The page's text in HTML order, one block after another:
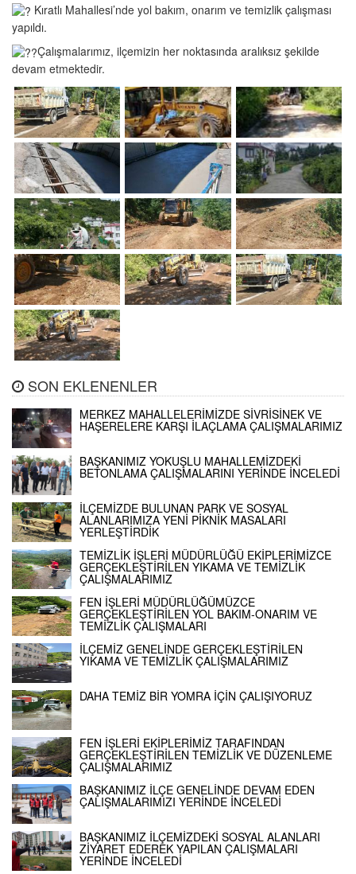
Kıratlı Mahallesi’nde yol bakım, onarım ve temizlik çalışması
yapıldı.
Çalışmalarımız, ilçemizin her noktasında aralıksız şekilde
devam etmektedir.
SON EKLENENLER
MERKEZ MAHALLELERİMİZDE SİVRİSİNEK VE
HAŞERELERE KARŞI İLAÇLAMA ÇALIŞMALARIMIZ
BAŞKANIMIZ YOKUŞLU MAHALLEMİZDEKİ
BETONLAMA ÇALIŞMALARINI YERİNDE İNCELEDİ
İLÇEMİZDE BULUNAN PARK VE SOSYAL
ALANLARIMIZA YENİ PİKNİK MASALARI
YERLEŞTİRDİK
TEMİZLİK İŞLERİ MÜDÜRLÜĞÜ EKİPLERİMİZCE
GERÇEKLEŞTİRİLEN YIKAMA VE TEMİZLİK
ÇALIŞMALARIMIZ
FEN İŞLERİ MÜDÜRLÜĞÜMÜZCE
GERÇEKLEŞTİRİLEN YOL BAKIM-ONARIM VE
TEMİZLİK ÇALIŞMALARI
İLÇEMİZ GENELİNDE GERÇEKLEŞTİRİLEN
YIKAMA VE TEMİZLİK ÇALIŞMALARIMIZ
DAHA TEMİZ BİR YOMRA İÇİN ÇALIŞIYORUZ
FEN İŞLERİ EKİPLERİMİZ TARAFINDAN
GERÇEKLEŞTİRİLEN TEMİZLİK VE DÜZENLEME
ÇALIŞMALARIMIZ
BAŞKANIMIZ İLÇE GENELİNDE DEVAM EDEN
ÇALIŞMALARIMIZI YERİNDE İNCELEDİ
BAŞKANIMIZ İLÇEMİZDEKİ SOSYAL ALANLARI
ZİYARET EDEREK YAPILAN ÇALIŞMALARI
YERİNDE İNCELEDİ